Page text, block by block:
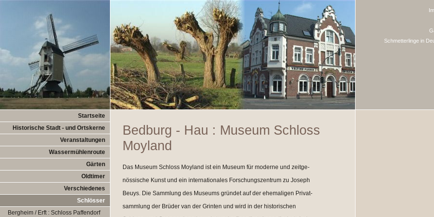
Schmetterlinge in
Startseite
Historische Stadt - und Ortskerne
Veranstaltungen
Wassermühlenroute
Gärten
Oldtimer
Verschiedenes
Schlösser
Bergheim / Erft : Schloss Paffendorf
Bedburg - Hau : Museum Schloss
Moyland
Das Museum Schloss Moyland ist ein Museum für moderne und zeitge-
nössische Kunst und ein internationales Forschungszentrum zu Joseph
Beuys. Die Sammlung des Museums gründet auf der ehemaligen Privat-
sammlung der Brüder van der Grinten und wird in der historischen